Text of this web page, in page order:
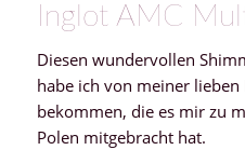
Inglot AMC
Diesen wundervollen
habe ich von meiner
bekommen, die es mir zu
Polen mitgebracht hat.